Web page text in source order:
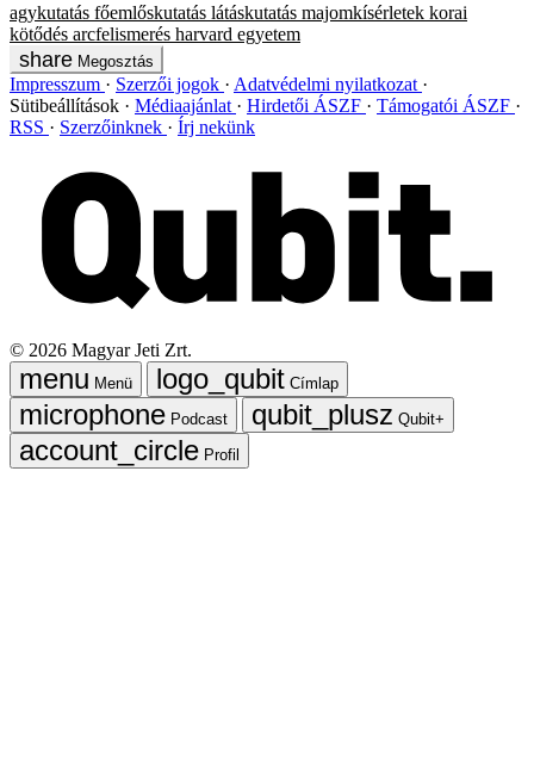
agykutatás főemlőskutatás látáskutatás majomkísérletek korai
kötődés arcfelismerés harvard egyetem
Megosztás
Impresszum Szerzői jogok
Adatvédelmi nyilatkozat
Sütibeállítások
Médiaajánlat Hirdetői ÁSZF
Támogatói ÁSZF
RSS
Szerzőinknek Írj nekünk
© 2026 Magyar Jeti Zrt.
Menü
Címlap
Podcast
Qubit+
Profil